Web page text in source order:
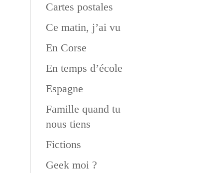
Cartes postales
Ce matin, j’ai vu
En Corse
En temps d’école
Espagne
Famille quand tu
nous tiens
Fictions
Geek moi ?